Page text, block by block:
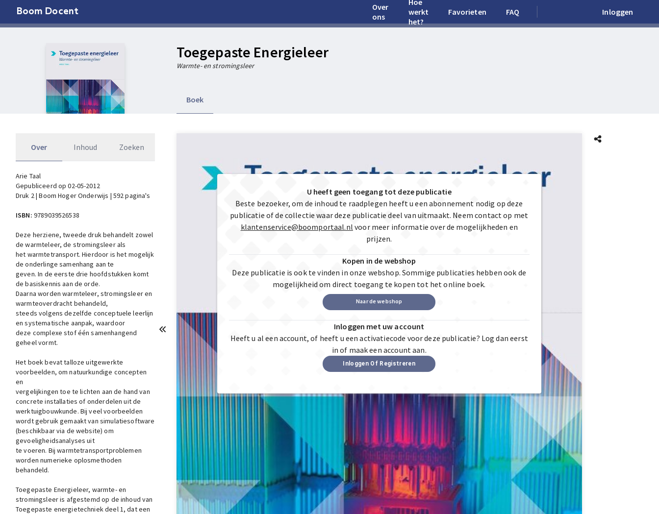
Boom Docent
Over
ons
Hoe
werkt
het?
Favorieten FAQ Inloggen
Toegepaste Energieleer
Warmte- en stromingsleer
Boek
Over Inhoud Zoeken
Arie Taal
Gepubliceerd op 02-05-2012
Druk 2 | Boom Hoger Onderwijs | 592 pagina's
ISBN: 9789039526538
Deze herziene, tweede druk behandelt zowel
de warmteleer, de stromingsleer als
het warmtetransport. Hierdoor is het mogelijk
de onderlinge samenhang aan te
geven. In de eerste drie hoofdstukken komt
de basiskennis aan de orde.
Daarna worden warmteleer, stromingsleer en
warmteoverdracht behandeld,
steeds volgens dezelfde conceptuele leerlijn
en systematische aanpak, waardoor
deze complexe stof één samenhangend
geheel vormt.
Het boek bevat talloze uitgewerkte
voorbeelden, om natuurkundige concepten
en
vergelijkingen toe te lichten aan de hand van
concrete installaties of onderdelen uit de
werktuigbouwkunde. Bij veel voorbeelden
wordt gebruik gemaakt van simulatiesoftware
(beschikbaar via de website) om
gevoeligheidsanalyses uit
te voeren. Bij warmtetransportproblemen
worden numerieke oplosmethoden
behandeld.
Toegepaste Energieleer, warmte- en
stromingsleer is afgestemd op de inhoud van
Toegepaste energietechniek deel 1, dat een
U heeft geen toegang tot deze publicatie
Beste bezoeker, om de inhoud te raadplegen heeft u een abonnement nodig op deze
publicatie of de collectie waar deze publicatie deel van uitmaakt. Neem contact op met
klantenservice@boomportaal.nl voor meer informatie over de mogelijkheden en
prijzen.
Kopen in de webshop
Deze publicatie is ook te vinden in onze webshop. Sommige publicaties hebben ook de
mogelijkheid om direct toegang te kopen tot het online boek.
Naar de webshop
Inloggen met uw account
Heeft u al een account, of heeft u een activatiecode voor deze publicatie? Log dan eerst
in of maak een account aan.
Inloggen Of Registreren